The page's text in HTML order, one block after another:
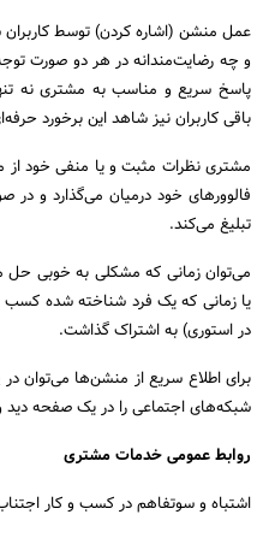
عمل منشن (اشاره کردن) توسط
و چه رضایت‌مندانه در هر دو صورت
پاسخ سریع و مناسب به مشتری نه
باقی کاربران نیز شاهد این برخورد
مشتری نظرات مثبت و یا منفی خود از
فالوور‌های خود درمیان می‌گذارد و در
تبلیغ می‌کند.
می‌توان زمانی که مشکلی به خوبی
یا زمانی که یک فرد شناخته شده کسب
در استوری) به اشتراک گذاشت.
برای اطلاع سریع از منشن‌ها می‌توان در
شبکه‌های اجتماعی را در یک صفحه دید
روابط عمومی خدمات مشتری
اشتباه و سوتفاهم در کسب و کار